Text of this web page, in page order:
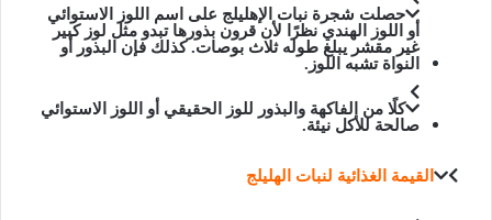
حصلت شجرة نبات الإهليلج على اسم اللوز الاستوائي
أو اللوز الهندي نظرًا لأن قرون بذورها تبدو مثل لوز كبير
غير مقشر يبلغ طوله ثلاث بوصات. كذلك فإن البذور أو
النواة تشبه اللوز.
كلًا من الفاكهة والبذور للوز الحقيقي أو اللوز الاستوائي
صالحة للأكل نيئة.
القيمة الغذائية لنبات الهليلج